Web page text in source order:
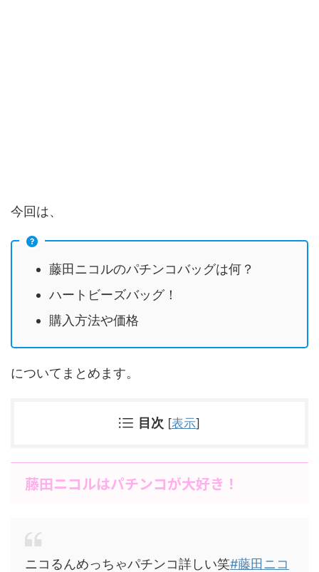
今回は、
藤田ニコルのパチンコバッグは何？
ハートビーズバッグ！
購入方法や価格
についてまとめます。
目次 [表示]
藤田ニコルはパチンコが大好き！
ニコるんめっちゃパチンコ詳しい笑#藤田ニコ